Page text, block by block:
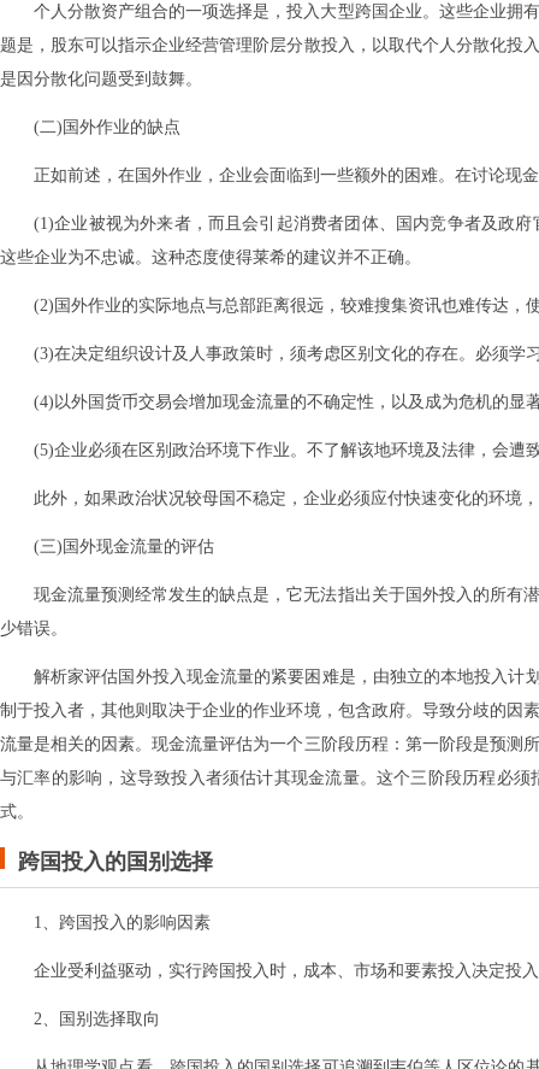
个人分散资产组合的一项选择是，投入大型跨国企业。这些企业拥
题是，股东可以指示企业经营管理阶层分散投入，以取代个人分散化投
是因分散化问题受到鼓舞。
(二)国外作业的缺点
正如前述，在国外作业，企业会面临到一些额外的困难。在讨论现
(1)企业被视为外来者，而且会引起消费者团体、国内竞争者及政
这些企业为不忠诚。这种态度使得莱希的建议并不正确。
(2)国外作业的实际地点与总部距离很远，较难搜集资讯也难传达，
(3)在决定组织设计及人事政策时，须考虑区别文化的存在。必须
(4)以外国货币交易会增加现金流量的不确定性，以及成为危机的显
(5)企业必须在区别政治环境下作业。不了解该地环境及法律，会
此外，如果政治状况较母国不稳定，企业必须应付快速变化的环境
(三)国外现金流量的评估
现金流量预测经常发生的缺点是，它无法指出关于国外投入的所有
少错误。
解析家评估国外投入现金流量的紧要困难是，由独立的本地投入
制于投入者，其他则取决于企业的作业环境，包含政府。导致分歧的因
流量是相关的因素。现金流量评估为一个三阶段历程：第一阶段是预测
与汇率的影响，这导致投入者须估计其现金流量。这个三阶段历程必
式。
跨国投入的国别选择
1、跨国投入的影响因素
企业受利益驱动，实行跨国投入时，成本、市场和要素投入决定投
2、国别选择取向